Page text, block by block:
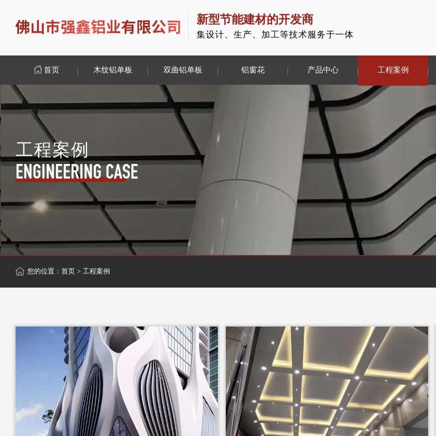
新型节能建材的开发商
集设计、生产、加工等技术服务于一体
首页 木纹铝单板 双曲铝单板 铝窗花 产品中心 工程案例
工程案例
ENGINEERING CASE
您的位置： 首页 > 工程案例